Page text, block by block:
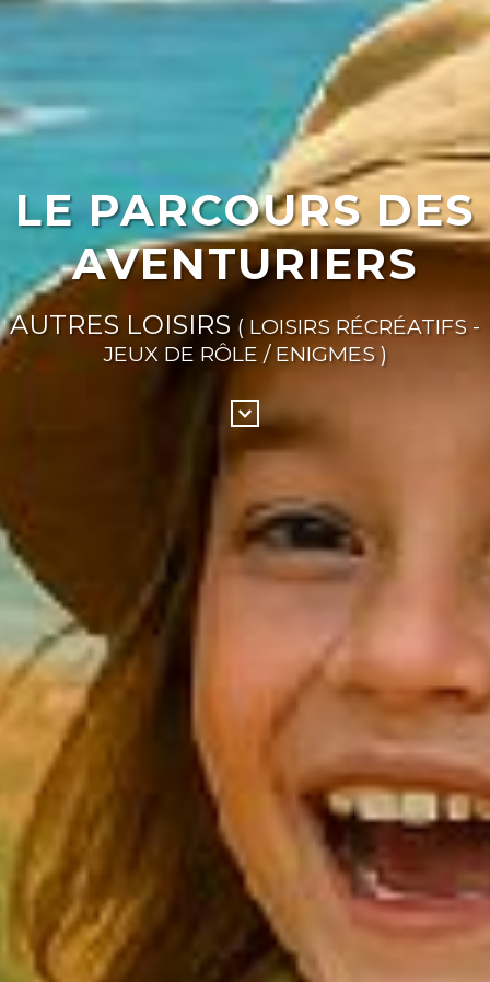
LE PARCOURS DES
AVENTURIERS
AUTRES LOISIRS ( LOISIRS RÉCRÉATIFS -
JEUX DE RÔLE / ENIGMES )